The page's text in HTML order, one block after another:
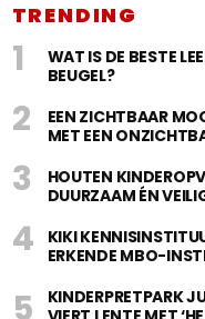
TRENDING
WAT IS DE BESTE
BEUGEL?
EEN ZICHTBAAR
MET EEN
HOUTEN
DUURZAAM ÉN
KIKI
ERKENDE MBO-
KINDERPRETPARK